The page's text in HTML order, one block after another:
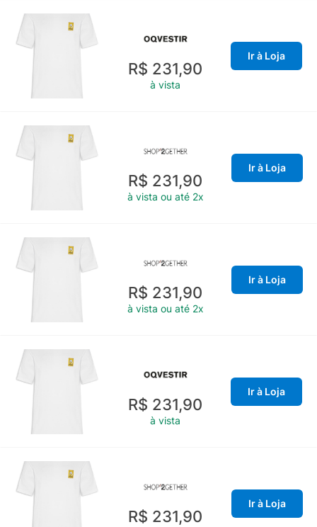
R$ 231,90
à vista
Ir à Loja
R$ 231,90
à vista ou até 2x
Ir à Loja
R$ 231,90
à vista ou até 2x
Ir à Loja
R$ 231,90
à vista
Ir à Loja
R$ 231,90
Ir à Loja